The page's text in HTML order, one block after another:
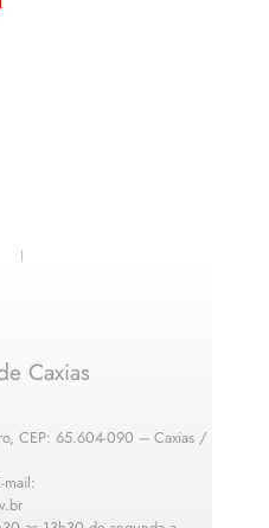
Caxias
CEP: 65.604-090 – Caxias /
mail: